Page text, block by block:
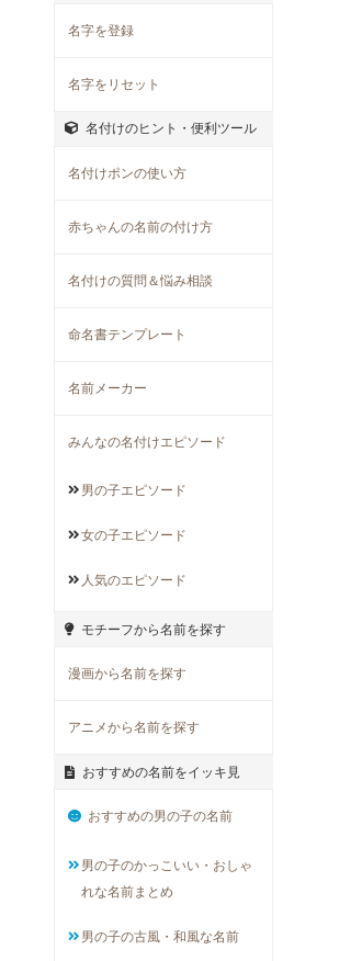
名字を登録
名字をリセット
名付けのヒント・便利ツール
名付けポンの使い方
赤ちゃんの名前の付け方
名付けの質問＆悩み相談
命名書テンプレート
名前メーカー
みんなの名付けエピソード
男の子エピソード
女の子エピソード
人気のエピソード
モチーフから名前を探す
漫画から名前を探す
アニメから名前を探す
おすすめの名前をイッキ見
おすすめの男の子の名前
男の子のかっこいい・おしゃ
れな名前まとめ
男の子の古風・和風な名前